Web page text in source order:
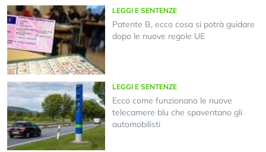
LEGGI E SENTENZE
Patente B, ecco cosa si potrà guidare
dopo le nuove regole UE
LEGGI E SENTENZE
Ecco come funzionano le nuove
telecamere blu che spaventano gli
automobilisti